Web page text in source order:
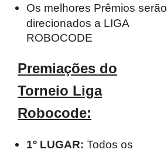
Os melhores Prêmios serão
direcionados a LIGA
ROBOCODE
Premiações do
Torneio Liga
Robocode:
1º LUGAR: Todos os